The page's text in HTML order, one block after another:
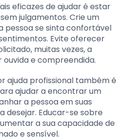
eficazes de ajudar é estar
julgamentos. Crie um
pessoa se sinta confortável
Evite oferecer
muitas vezes, a
ouvida e compreendida.
ajuda profissional também é
ajudar a encontrar um
a pessoa em suas
desejar. Educar-se sobre
a sua capacidade de
e sensível.